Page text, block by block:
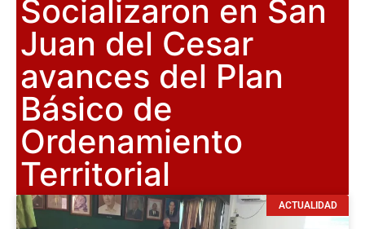
Socializaron en San
Juan del Cesar
avances del Plan
Básico de
Ordenamiento
Territorial
ACTUALIDAD